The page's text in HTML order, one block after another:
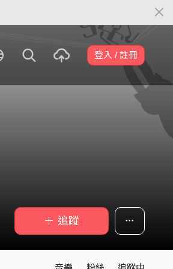
登入 / 註冊
＋ 追蹤